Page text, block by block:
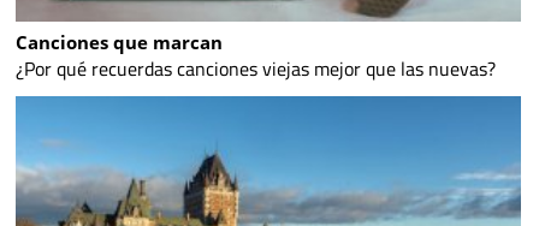
Canciones que marcan
¿Por qué recuerdas canciones viejas mejor que las nuevas?